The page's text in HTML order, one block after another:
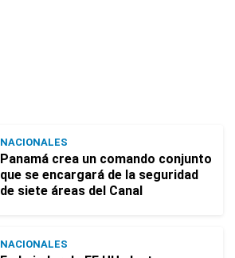
NACIONALES
Panamá crea un comando conjunto
que se encargará de la seguridad
de siete áreas del Canal
NACIONALES